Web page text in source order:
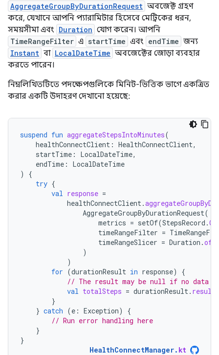
AggregateGroupByDurationRequest অবজেক্ট গ্রহণ
করে, যেখানে আপনি প্যারামিটার হিসেবে মেট্রিকের ধরন,
সময়সীমা এবং Duration যোগ করেন। আপনি
TimeRangeFilter এ startTime এবং endTime জন্য
Instant বা LocalDateTime অবজেক্টের জোড়া ব্যবহার
করতে পারেন।
নিম্নলিখিতটিতে পদক্ষেপগুলিকে মিনিট-ভিত্তিক ভাগে একত্রিত
করার একটি উদাহরণ দেখানো হয়েছে:
suspend fun aggregateStepsIntoMinutes(
healthConnectClient : HealthConnectClient,
startTime : LocalDateTime,
endTime :
LocalDateTime
)
{
try {
val response =
healthConnectClient.
AggregateGroupByDurationRequest(
metrics = setOf(StepsRecord .
timeRangeFilter =
timeRangeSlicer = Duration .
)
)
for (durationResult in response)
{
// The result may be null if no data
val totalSteps = durationResult. result
}
} catch (e : Exception)
{
// Run error handling here
}
}
HealthConnectManager. kt